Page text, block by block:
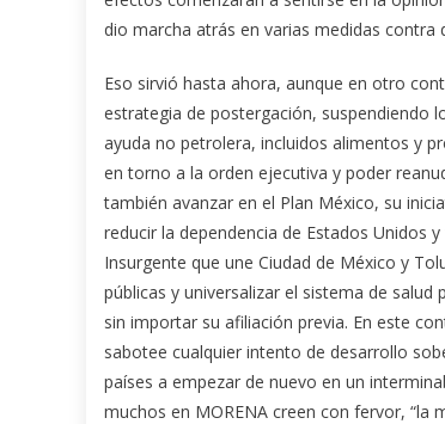
dio marcha atrás en varias medidas
Eso sirvió hasta ahora, aunque en otro
estrategia de postergación, suspendiendo
ayuda no petrolera, incluidos alimentos y
en torno a la orden ejecutiva y poder
también avanzar en el Plan México, su
reducir la dependencia de Estados Unidos
Insurgente que une Ciudad de México y
públicas y universalizar el sistema de
sin importar su afiliación previa. En este
sabotee cualquier intento de desarrollo
países a empezar de nuevo en un
muchos en MORENA creen con fervor, “la